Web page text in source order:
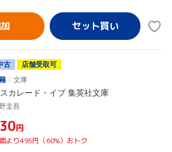
古
店舗受取可
文庫
カレード・イブ 集英社文庫
圭吾
円
より495円（60%）おトク